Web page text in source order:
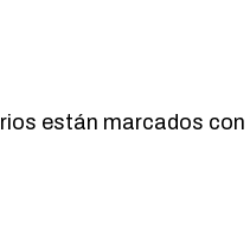
están marcados con